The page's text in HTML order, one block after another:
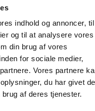
indhold og annoncer,
og til at analysere vores
din brug af vores
for sociale medier,
Vores partnere
du har givet
af deres tjenester.
2026 kl. 13:57
aften foran fjernsynet
er almindelige
skade i sig selv.